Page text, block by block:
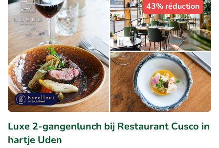
43% réduction
Luxe 2-gangenlunch bij Restaurant Cusco in
hartje Uden